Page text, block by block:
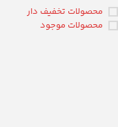
محصولات تخفیف دار
محصولات موجود